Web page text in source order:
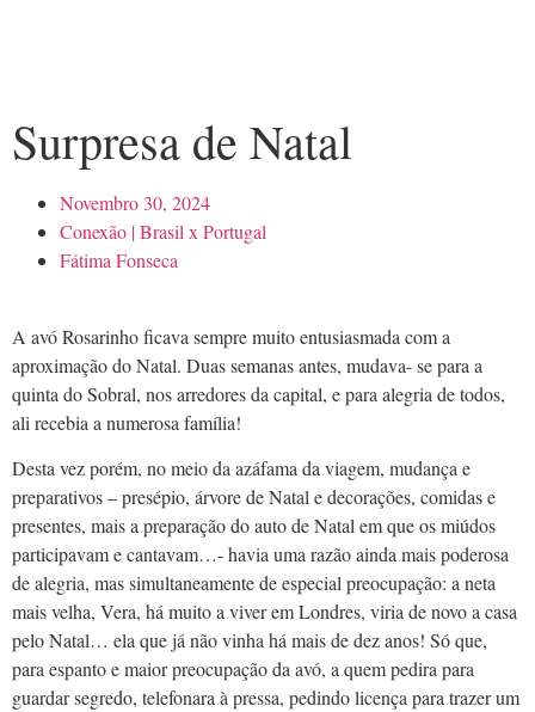
Surpresa de Natal
Novembro 30, 2024
Conexão | Brasil x Portugal
Fátima Fonseca
A avó Rosarinho ficava sempre muito entusiasmada com a
aproximação do Natal. Duas semanas antes, mudava- se para a
quinta do Sobral, nos arredores da capital, e para alegria de todos,
ali recebia a numerosa família!
Desta vez porém, no meio da azáfama da viagem, mudança e
preparativos – presépio, árvore de Natal e decorações, comidas e
presentes, mais a preparação do auto de Natal em que os miúdos
participavam e cantavam…- havia uma razão ainda mais poderosa
de alegria, mas simultaneamente de especial preocupação: a neta
mais velha, Vera, há muito a viver em Londres, viria de novo a casa
pelo Natal… ela que já não vinha há mais de dez anos! Só que,
para espanto e maior preocupação da avó, a quem pedira para
guardar segredo, telefonara à pressa, pedindo licença para trazer um